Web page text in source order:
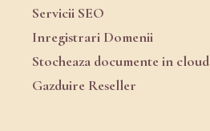
Servicii SEO
Inregistrari Domenii
Stocheaza documente in cloud
Gazduire Reseller